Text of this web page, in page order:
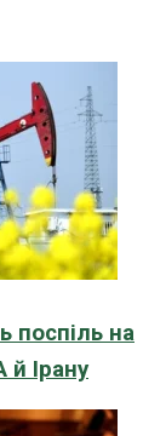
поспіль на
Ірану